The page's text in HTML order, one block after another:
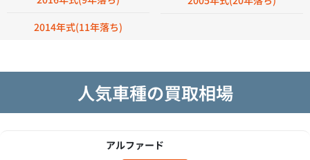
2014年式(11年落ち)
人気車種の買取相場
アルファード